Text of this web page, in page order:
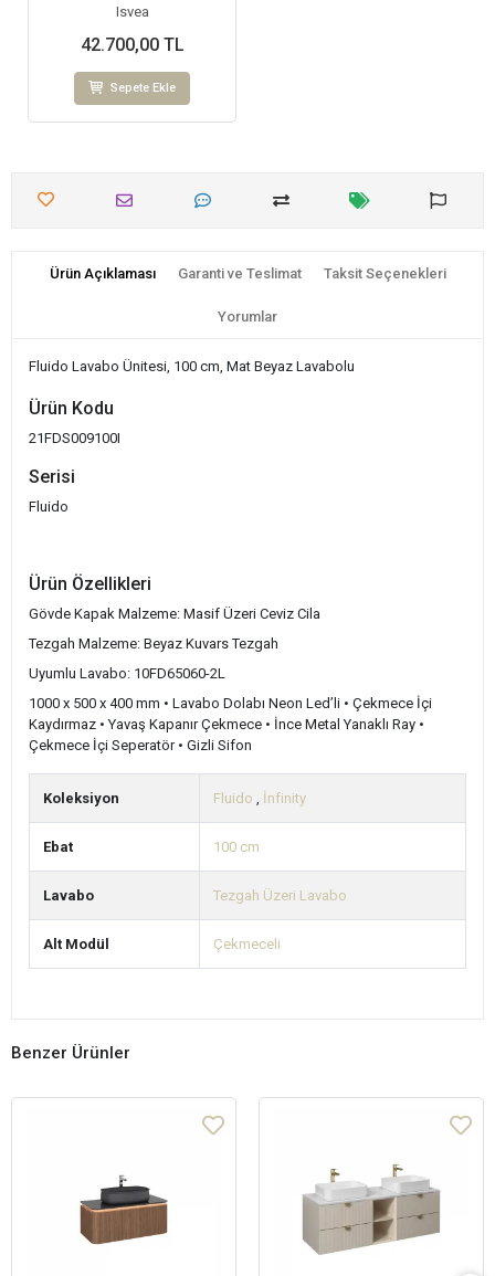
Isvea
42.700,00 TL
Sepete Ekle
Ürün Açıklaması Garanti ve Teslimat Taksit Seçenekleri
Yorumlar
Fluido Lavabo Ünitesi, 100 cm, Mat Beyaz Lavabolu
Ürün Kodu
21FDS009100I
Serisi
Fluido
Ürün Özellikleri
Gövde Kapak Malzeme: Masif Üzeri Ceviz Cila
Tezgah Malzeme: Beyaz Kuvars Tezgah
Uyumlu Lavabo: 10FD65060-2L
1000 x 500 x 400 mm • Lavabo Dolabı Neon Led’li • Çekmece İçi
Kaydırmaz • Yavaş Kapanır Çekmece • İnce Metal Yanaklı Ray •
Çekmece İçi Seperatör • Gizli Sifon
Koleksiyon Fluido , İnfinity
Ebat 100 cm
Lavabo Tezgah Üzeri Lavabo
Alt Modül Çekmeceli
Benzer Ürünler